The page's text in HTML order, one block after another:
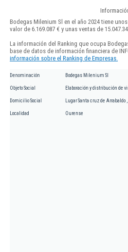
Bodegas Milenium Sl en el año 2024 tiene
valor de 6.169.087 € y unas ventas de
La información del Ranking que ocupa
base de datos de información financiera de
información sobre el Ranking de Empresas.
Denominación Bodegas Milenium Sl
Objeto Social Elaboración y distribución de
Domicilio Social Lugar Santa cruz de Arrabaldo ,
Localidad Ourense